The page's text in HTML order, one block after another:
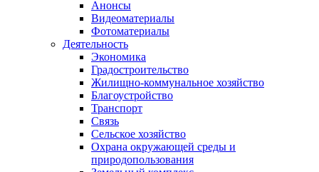
Анонсы
Видеоматериалы
Фотоматериалы
Деятельность
Экономика
Градостроительство
Жилищно-коммунальное хозяйство
Благоустройство
Транспорт
Связь
Сельское хозяйство
Охрана окружающей среды и
природопользования